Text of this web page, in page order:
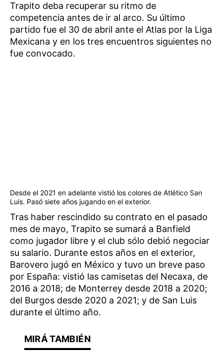
Trapito deba recuperar su ritmo de
competencia antes de ir al arco. Su último
partido fue el 30 de abril ante el Atlas por la Liga
Mexicana y en los tres encuentros siguientes no
fue convocado.
Desde el 2021 en adelante vistió los colores de Atlético San
Luis. Pasó siete años jugando en el exterior.
Tras haber rescindido su contrato en el pasado
mes de mayo, Trapito se sumará a Banfield
como jugador libre y el club sólo debió negociar
su salario. Durante estos años en el exterior,
Barovero jugó en México y tuvo un breve paso
por España: vistió las camisetas del Necaxa, de
2016 a 2018; de Monterrey desde 2018 a 2020;
del Burgos desde 2020 a 2021; y de San Luis
durante el último año.